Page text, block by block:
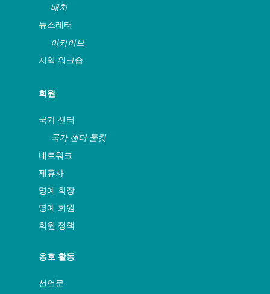
배치
뉴스레터
아카이브
지역 워크숍
회원
국가 센터
국가 센터 툴킷
네트워크
제휴사
명예 회장
명예 회원
회원 정책
옹호 활동
선언문